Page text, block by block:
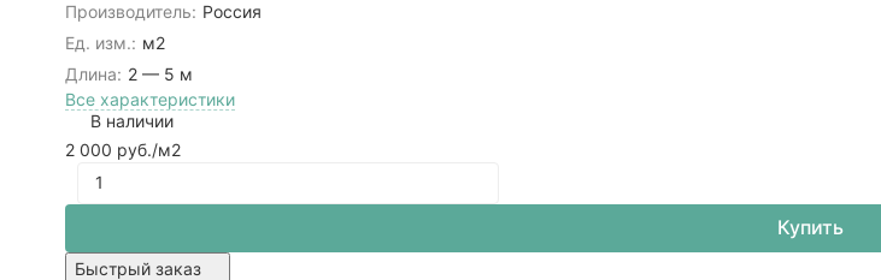
Производитель: Россия
Ед. изм.: м2
Длина: 2 — 5 м
Все характеристики
В наличии
2 000 руб./м2
Купить
Быстрый заказ